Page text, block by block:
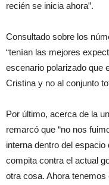
recién se inicia ahora”.
Consultado sobre los
“tenían las mejores
escenario polarizado que
Cristina y no al conjunto
Por último, acerca de la
remarcó que “no nos
interna dentro del
compita contra el actual
otra cosa. Ahora